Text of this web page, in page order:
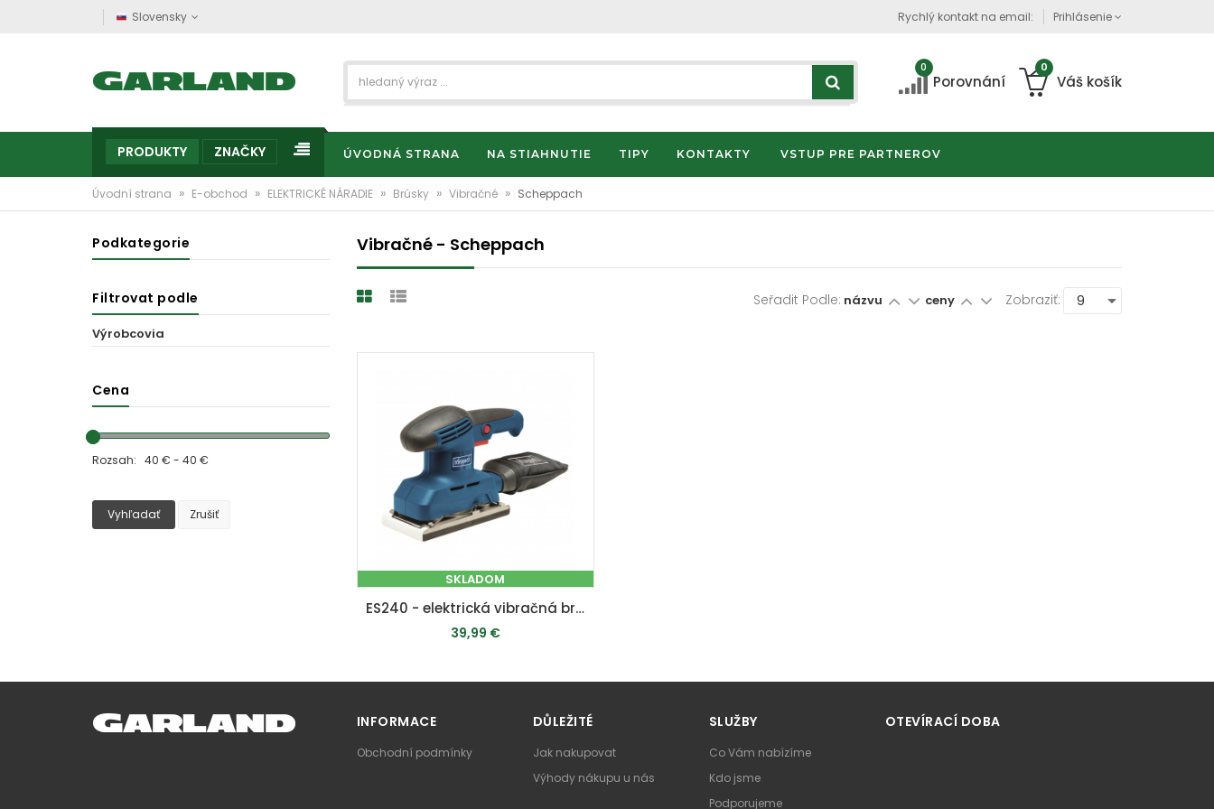
Slovensky Rychlý kontakt na email: Prihlásenie
0
Porovnání
0
Váš košík
PRODUKTY ZNAČKY ÚVODNÁ STRANA NA STIAHNUTIE TIPY KONTAKTY VSTUP PRE PARTNEROV
Úvodní strana » E-obchod » ELEKTRICKÉ NÁRADIE » Brúsky » Vibračné » Scheppach
Vibračné - Scheppach
Zobraziť:
Seřadit Podle: názvu ceny
SKLADOM
ES240 - elektrická vibračná brúska 240 W
39,99 €
PRIDAŤ DO KOŠÍKA
Podkategorie
Filtrovat podle
Výrobcovia
Cena
Rozsah: 40 € - 40 €
Vyhľadať Zrušiť
INFORMACE
Obchodní podmínky
DŮLEŽITÉ
Jak nakupovat
Výhody nákupu u nás
SLUŽBY
Co Vám nabízíme
Kdo jsme
Podporujeme
OTEVÍRACÍ DOBA